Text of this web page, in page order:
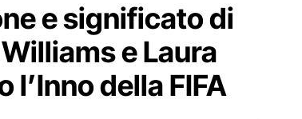
e significato di
e Laura
l’Inno della FIFA